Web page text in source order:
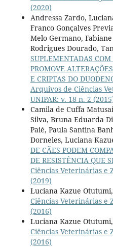
(2020)
Andressa Zardo,
Franco Gonçalves
Melo Germano,
Rodrigues Dourado,
SUPLEMENTADAS
PROMOVE
E CRIPTAS DO
Arquivos de Ciências
UNIPAR: v. 18 n. 2
Camila de Cuffa
Silva, Bruna Eduarda
Paié, Paula Santina
Dorneles, Luciana
DE CÃES PODEM
DE RESISTÊNCIA QUE
Ciências Veterinárias e
(2019)
Luciana Kazue Otutumi,
Ciências Veterinárias e
(2016)
Luciana Kazue Otutumi,
Ciências Veterinárias e
(2016)